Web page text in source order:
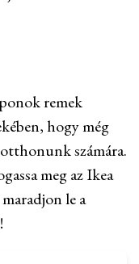
remek
hogy még
számára.
meg az Ikea
le a